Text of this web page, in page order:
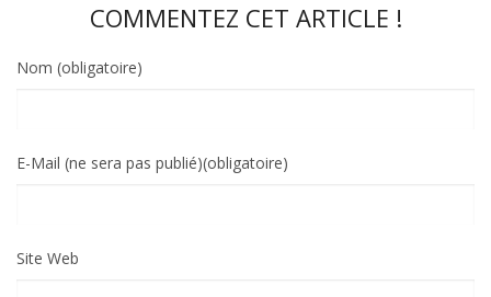
COMMENTEZ CET ARTICLE !
Nom (obligatoire)
E-Mail (ne sera pas publié)(obligatoire)
Site Web